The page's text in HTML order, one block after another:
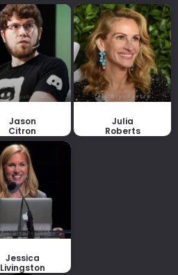
Jason
Citron
Julia
Roberts
Jessica
Livingston